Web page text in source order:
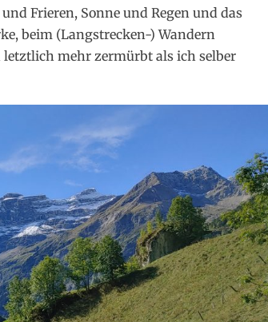
Frieren, Sonne und Regen und das
beim (Langstrecken-) Wandern
mehr zermürbt als ich selber